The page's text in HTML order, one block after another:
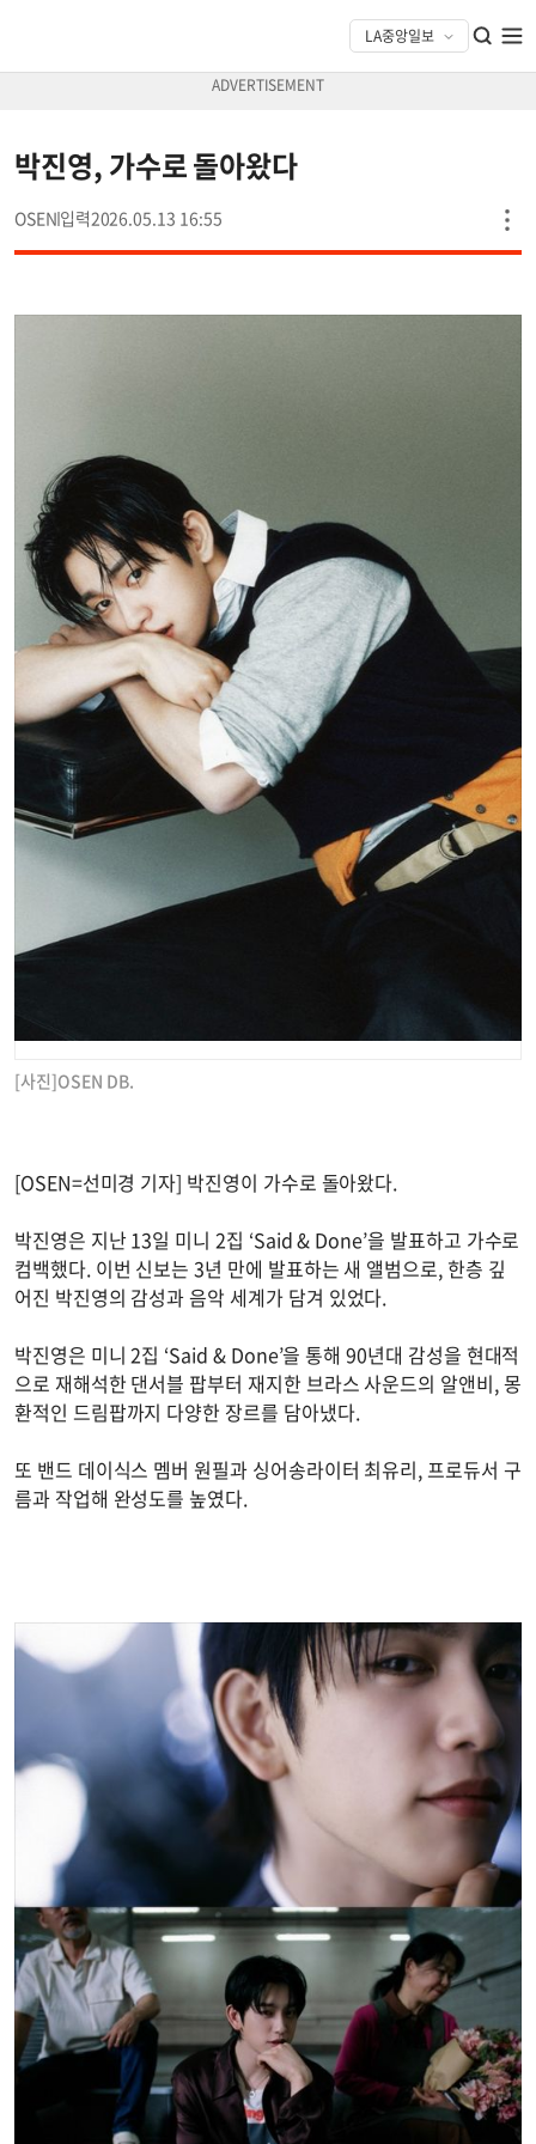
박진영, 가수로 돌아왔다
OSEN 2026.05.13 16:55
[사진]OSEN DB.
[OSEN=선미경 기자] 박진영이 가수로 돌아왔다.
박진영은 지난 13일 미니 2집 ‘Said & Done’을 발표하고 가수로
컴백했다. 이번 신보는 3년 만에 발표하는 새 앨범으로, 한층 깊
어진 박진영의 감성과 음악 세계가 담겨 있었다.
박진영은 미니 2집 ‘Said & Done’을 통해 90년대 감성을 현대적
으로 재해석한 댄서블 팝부터 재지한 브라스 사운드의 알앤비, 몽
환적인 드림팝까지 다양한 장르를 담아냈다.
또 밴드 데이식스 멤버 원필과 싱어송라이터 최유리, 프로듀서 구
름과 작업해 완성도를 높였다.